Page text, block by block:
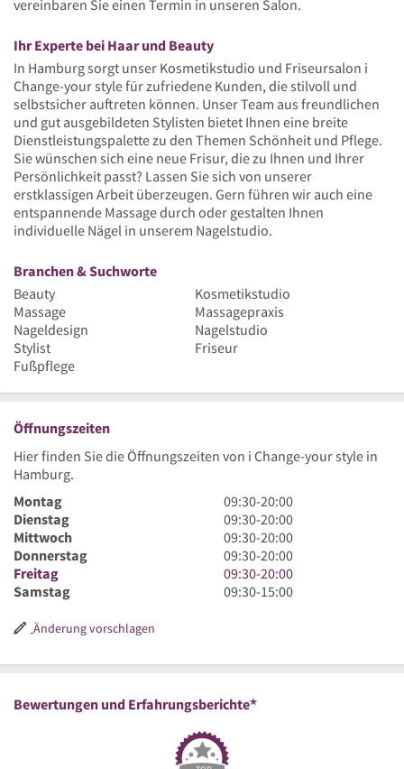
vereinbaren Sie einen Termin in unseren Salon.
Ihr Experte bei Haar und Beauty
In Hamburg sorgt unser Kosmetikstudio und Friseursalon i
Change-your style für zufriedene Kunden, die stilvoll und
selbstsicher auftreten können. Unser Team aus freundlichen
und gut ausgebildeten Stylisten bietet Ihnen eine breite
Dienstleistungspalette zu den Themen Schönheit und Pflege.
Sie wünschen sich eine neue Frisur, die zu Ihnen und Ihrer
Persönlichkeit passt? Lassen Sie sich von unserer
erstklassigen Arbeit überzeugen. Gern führen wir auch eine
entspannende Massage durch oder gestalten Ihnen
individuelle Nägel in unserem Nagelstudio.
Branchen & Suchworte
Beauty
Kosmetikstudio
Massage
Massagepraxis
Nageldesign
Nagelstudio
Stylist
Friseur
Fußpflege
Öffnungszeiten
Hier finden Sie die Öffnungszeiten von i Change-your style in
Hamburg.
Montag
9
Uhr
30
bis
20
Uhr
09:30-20:00
Dienstag
9
Uhr
30
bis
20
09:30-20:00
Mittwoch
9
Uhr
30
bis
09:30-20:00
Donnerstag
9
Uhr
30
09:30-20:00
Freitag
9
Uhr
Uhr
09:30-20:00
Samstag
9
15
09:30-15:00
Änderung vorschlagen
Bewertungen und Erfahrungsberichte*